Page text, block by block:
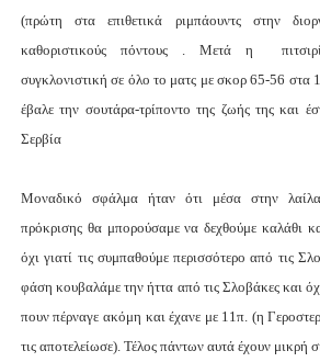
(πρώτη στα επιθετικά ριμπάουντς στην
καθοριστικούς πόντους . Μετά η
συγκλονιστική σε όλο το ματς με σκορ 65-56 στα
έβαλε την σουτάρα-τρίποντο της ζωής της και
Σερβία
Μοναδικό σφάλμα ήταν ότι μέσα στην
πρόκρισης θα μπορούσαμε να δεχθούμε καλάθι
όχι γιατί τις συμπαθούμε περισσότερο από τις
φάση κουβαλάμε την ήττα από τις Σλοβάκες και
πουν πέρναγε ακόμη και έχανε με 11π. (η
τις αποτελείωσε). Τέλος πάντων αυτά έχουν μικρή